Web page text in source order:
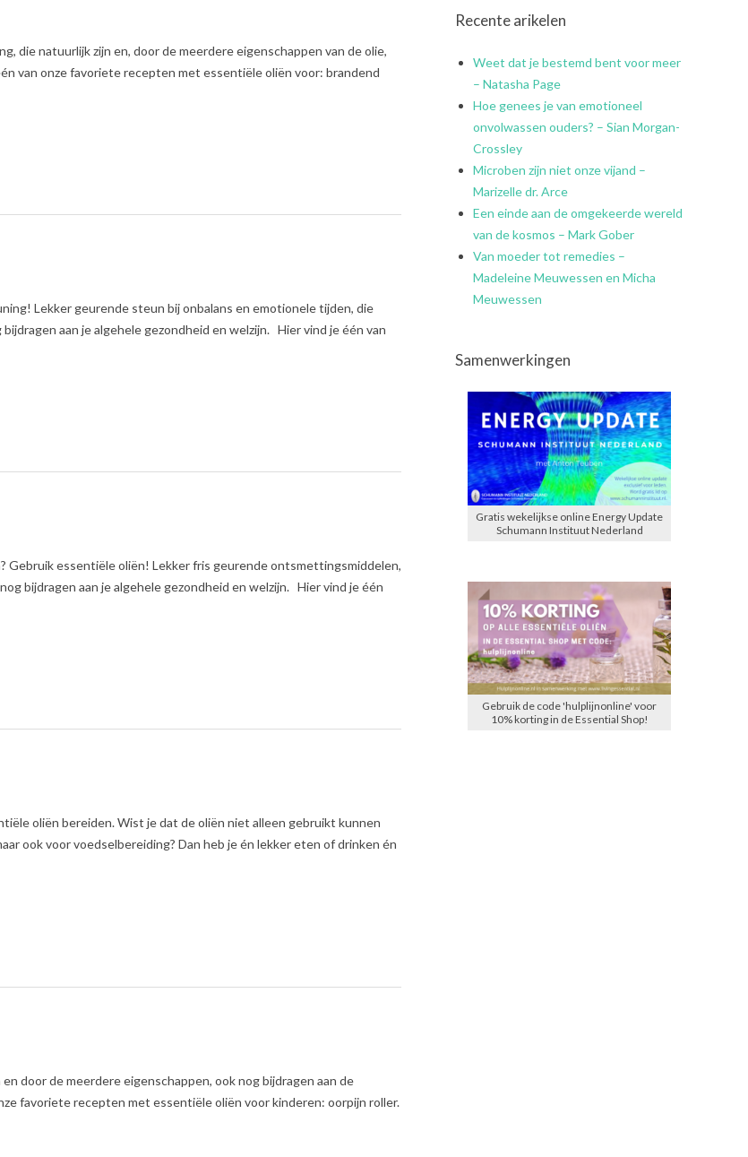
die natuurlijk zijn en, door de meerdere eigenschappen van de olie,
van onze favoriete recepten met essentiële oliën voor: brandend
Lekker geurende steun bij onbalans en emotionele tijden, die
aan je algehele gezondheid en welzijn. Hier vind je één van
Gebruik essentiële oliën! Lekker fris geurende ontsmettingsmiddelen,
bijdragen aan je algehele gezondheid en welzijn. Hier vind je één
oliën bereiden. Wist je dat de oliën niet alleen gebruikt kunnen
ook voor voedselbereiding? Dan heb je én lekker eten of drinken én
door de meerdere eigenschappen, ook nog bijdragen aan de
favoriete recepten met essentiële oliën voor kinderen: oorpijn roller.
Recente arikelen
Weet dat je bestemd bent voor meer
– Natasha Page
Hoe genees je van emotioneel
onvolwassen ouders? – Sian Morgan-
Crossley
Microben zijn niet onze vijand –
Marizelle dr. Arce
Een einde aan de omgekeerde wereld
van de kosmos – Mark Gober
Van moeder tot remedies –
Madeleine Meuwessen en Micha
Meuwessen
Samenwerkingen
Gratis wekelijkse online Energy Update
Schumann Instituut Nederland
Gebruik de code 'hulplijnonline' voor
10% korting in de Essential Shop!